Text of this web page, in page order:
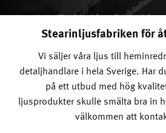
Stearinljusfabriken för
Vi säljer våra ljus till
detaljhandlare i hela Sverige. Har
på ett utbud med hög
ljusprodukter skulle smälta bra in
välkommen att